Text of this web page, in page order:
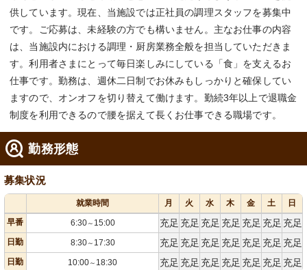
供しています。現在、当施設では正社員の調理スタッフを募集中
です。ご応募は、未経験の方でも構いません。主なお仕事の内容
は、当施設内における調理・厨房業務全般を担当していただきま
す。利用者さまにとって毎日楽しみにしている「食」を支えるお
仕事です。勤務は、週休二日制でお休みもしっかりと確保してい
ますので、オンオフを切り替えて働けます。勤続3年以上で退職金
制度を利用できるので腰を据えて長くお仕事できる職場です。
勤務形態
募集状況
就業時間 月 火 水 木 金 土
日
早番
6:30～ 15:00 充足 充足 充足 充足 充足 充足 充足
日勤 8:30～ 17:30 充足 充足 充足 充足 充足 充足 充足
日勤 10:00～ 18:30 充足 充足 充足 充足 充足 充足 充足